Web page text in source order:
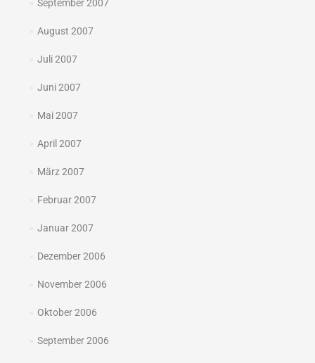
September 2007
August 2007
Juli 2007
Juni 2007
Mai 2007
April 2007
März 2007
Februar 2007
Januar 2007
Dezember 2006
November 2006
Oktober 2006
September 2006